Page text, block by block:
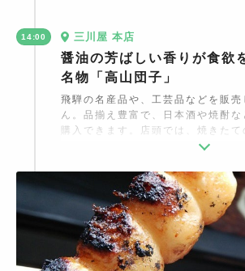
14:00 三川屋 本店
醤油の芳ばしい香りが食欲
名物「高山団子」
飛騨の名産品や、工芸品などを販売
ん。品揃え豊富で、日本酒や焼酎な
購入できます。店頭では、焼きた
売。一般的な甘だれではなく、醤油